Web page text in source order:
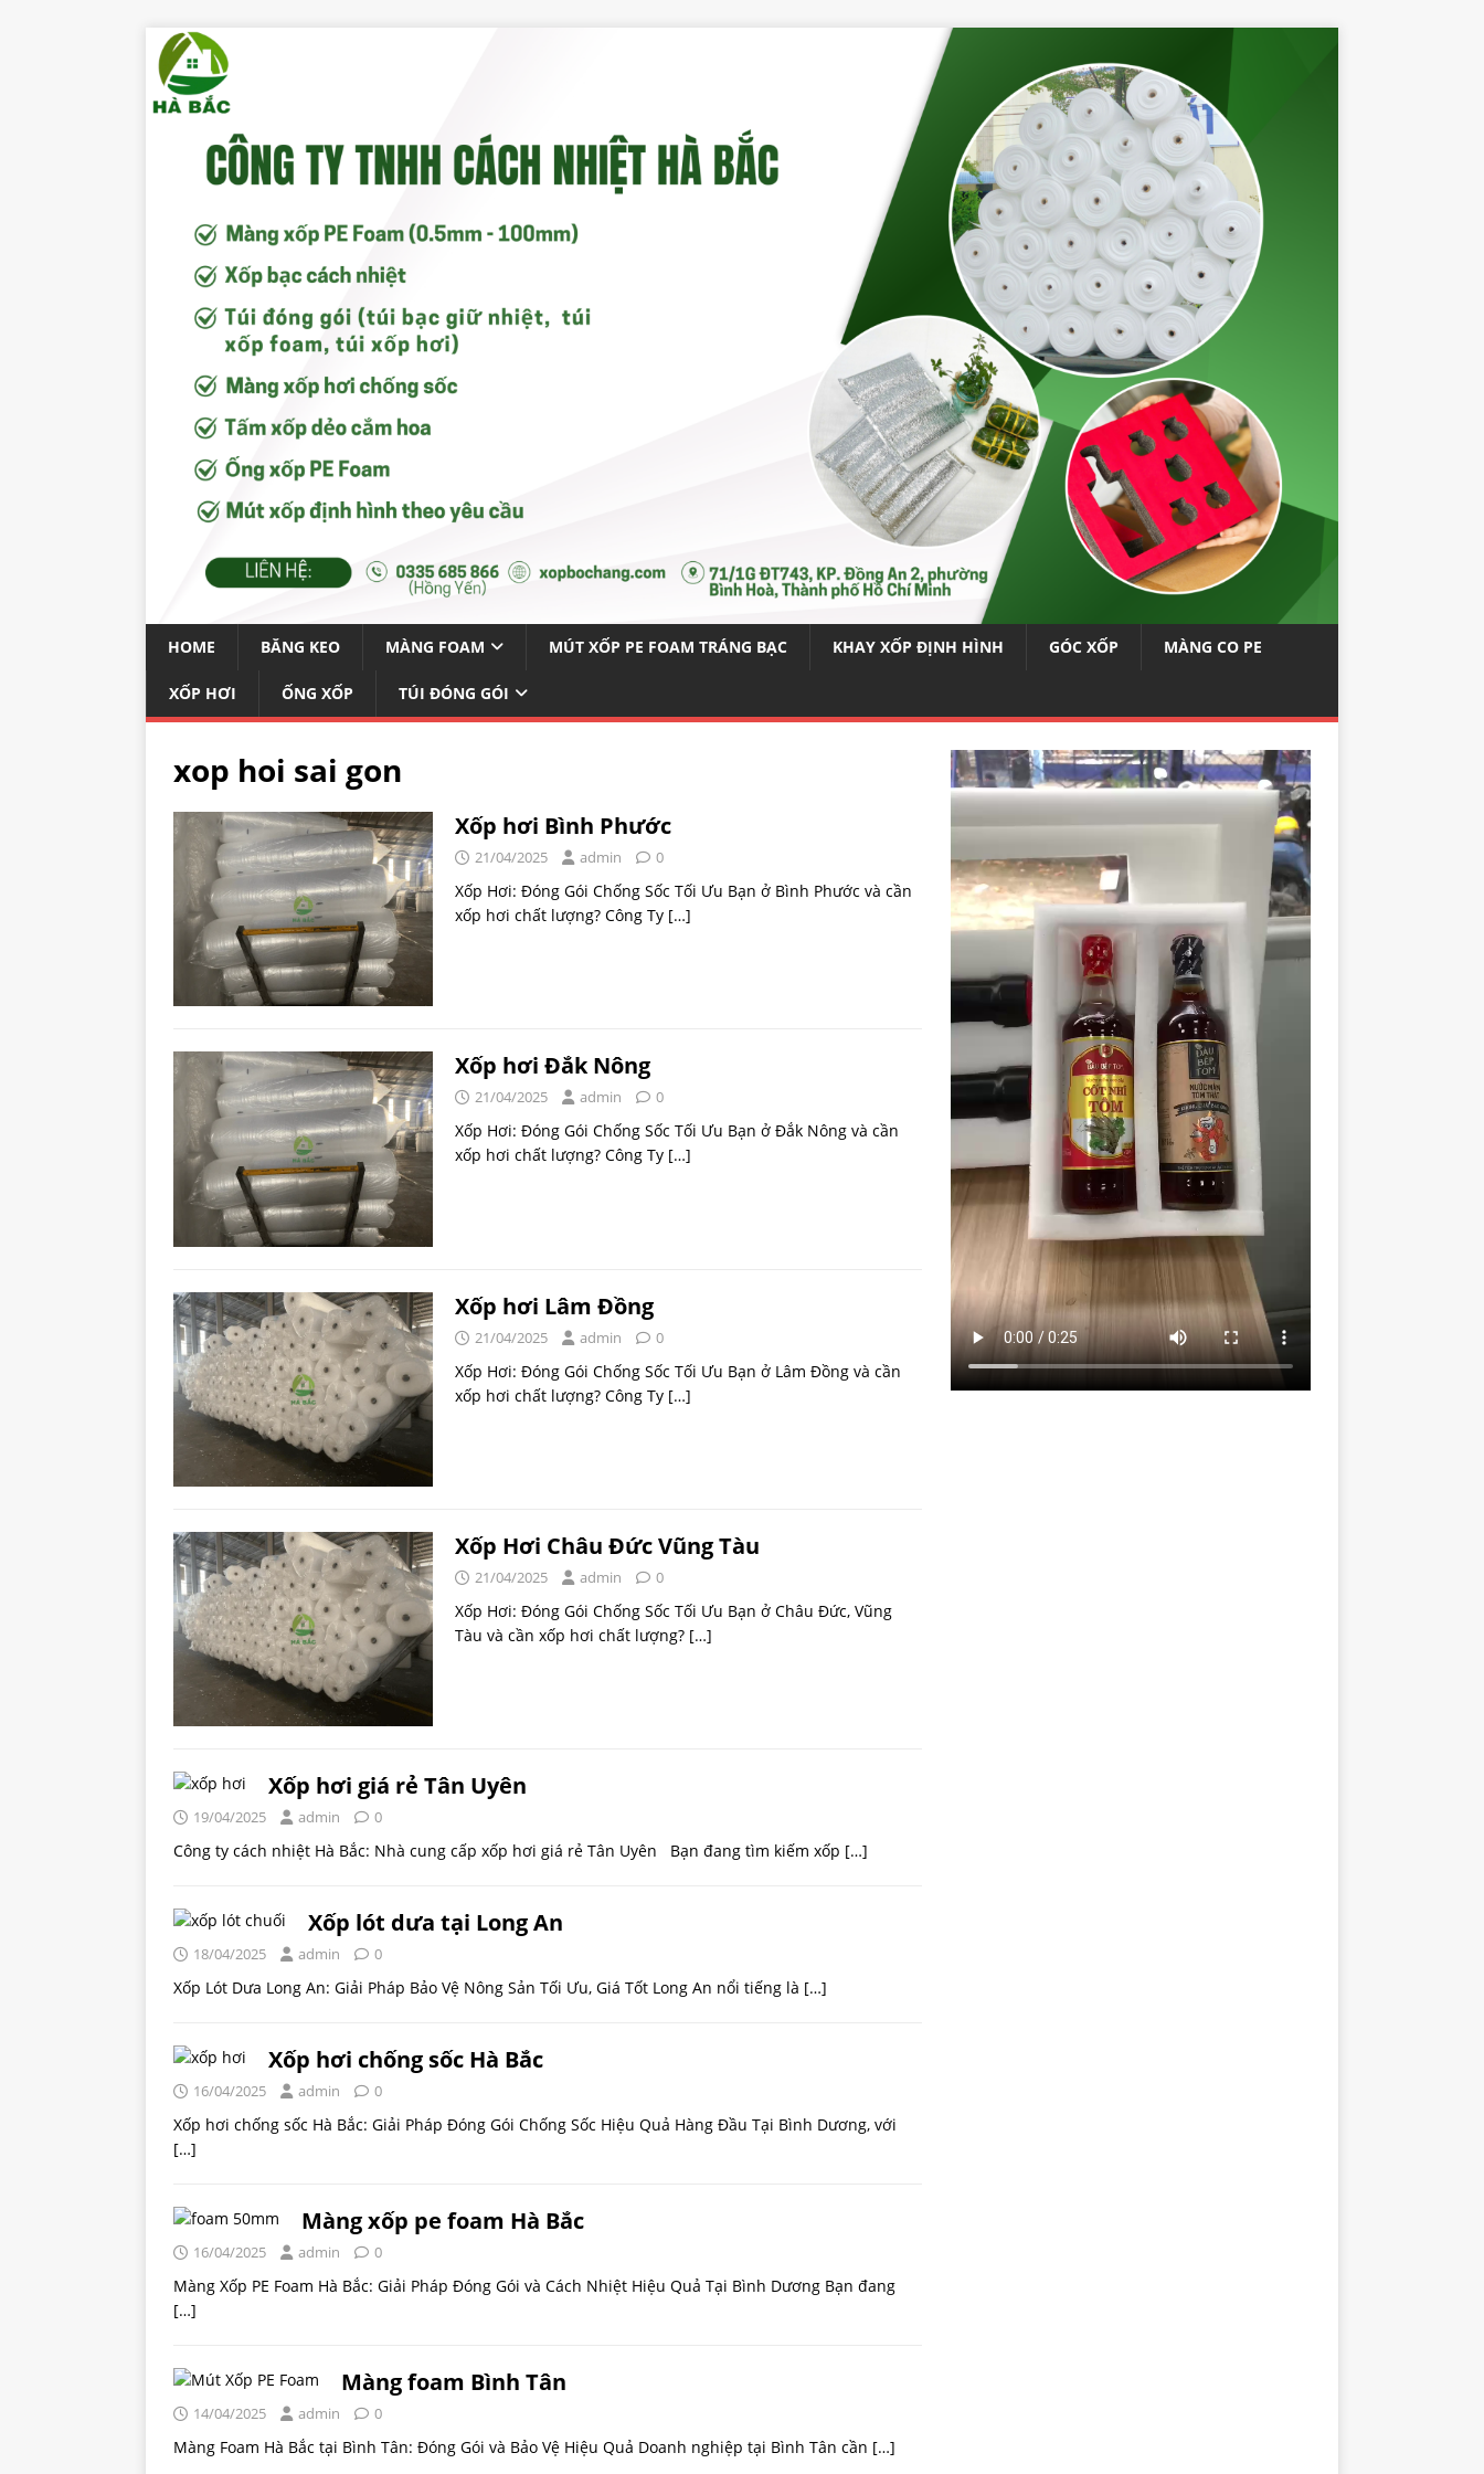
HOME BĂNG KEO MÀNG FOAM MÚT XỐP PE FOAM TRÁNG BẠC KHAY XỐP ĐỊNH HÌNH GÓC XỐP MÀNG CO PE
XỐP HƠI ỐNG XỐP TÚI ĐÓNG GÓI
xop hoi sai gon
Xốp hơi Bình Phước
21/04/2025 admin 0
Xốp Hơi: Đóng Gói Chống Sốc Tối Ưu Bạn ở Bình Phước và cần
xốp hơi chất lượng? Công Ty […]
Xốp hơi Đắk Nông
21/04/2025 admin 0
Xốp Hơi: Đóng Gói Chống Sốc Tối Ưu Bạn ở Đắk Nông và cần
xốp hơi chất lượng? Công Ty […]
Xốp hơi Lâm Đồng
21/04/2025 admin 0
Xốp Hơi: Đóng Gói Chống Sốc Tối Ưu Bạn ở Lâm Đồng và cần
xốp hơi chất lượng? Công Ty […]
Xốp Hơi Châu Đức Vũng Tàu
21/04/2025 admin 0
Xốp Hơi: Đóng Gói Chống Sốc Tối Ưu Bạn ở Châu Đức, Vũng
Tàu và cần xốp hơi chất lượng? […]
Xốp hơi giá rẻ Tân Uyên
19/04/2025 admin 0
Công ty cách nhiệt Hà Bắc: Nhà cung cấp xốp hơi giá rẻ Tân Uyên Bạn đang tìm kiếm xốp […]
Xốp lót dưa tại Long An
18/04/2025 admin 0
Xốp Lót Dưa Long An: Giải Pháp Bảo Vệ Nông Sản Tối Ưu, Giá Tốt Long An nổi tiếng là […]
Xốp hơi chống sốc Hà Bắc
16/04/2025 admin 0
Xốp hơi chống sốc Hà Bắc: Giải Pháp Đóng Gói Chống Sốc Hiệu Quả Hàng Đầu Tại Bình Dương, với
[…]
Màng xốp pe foam Hà Bắc
16/04/2025 admin 0
Màng Xốp PE Foam Hà Bắc: Giải Pháp Đóng Gói và Cách Nhiệt Hiệu Quả Tại Bình Dương Bạn đang
[…]
Màng foam Bình Tân
14/04/2025 admin 0
Màng Foam Hà Bắc tại Bình Tân: Đóng Gói và Bảo Vệ Hiệu Quả Doanh nghiệp tại Bình Tân cần […]